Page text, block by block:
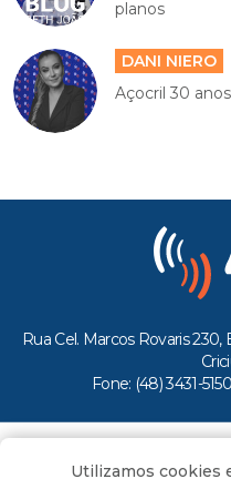
planos
DANI NIERO
Açocril 30 anos
Rua Cel. Marcos Rovaris 230,
Fone: (48) 3431-
Todos os direitos
Utilizamos cookies